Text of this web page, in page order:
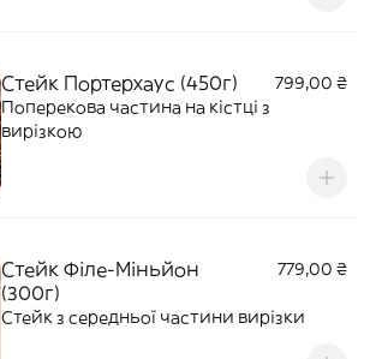
Стейк Портерхаус (450г)
799,00 ₴
Поперекова частина на кістці з
вирізкою
Стейк Філе-Міньйон
(300г)
779,00 ₴
Стейк з середньої частини вирізки